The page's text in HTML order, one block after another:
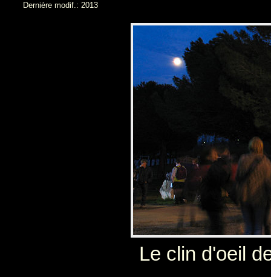
Dernière modif.: 2013
Le clin d'oeil